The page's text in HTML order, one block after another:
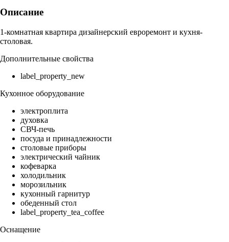
Описание
1-комнатная квартира дизайнерский евроремонт и кухня-
столовая.
Дополнительные свойства
label_property_new
Кухонное оборудование
электроплита
духовка
СВЧ-печь
посуда и принадлежности
столовые приборы
электрический чайник
кофеварка
холодильник
морозильник
кухонный гарнитур
обеденный стол
label_property_tea_coffee
Оснащение